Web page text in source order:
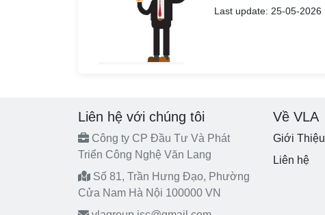
Last update: 25-05-2026
Liên hệ với chúng tôi
Công ty CP Đầu Tư Và Phát
Triển Công Nghệ Văn Lang
Số 81, Trần Hưng Đạo, Phường
Cửa Nam Hà Nội 100000 VN
Về VLA
Giới Thiệu
Liên hệ